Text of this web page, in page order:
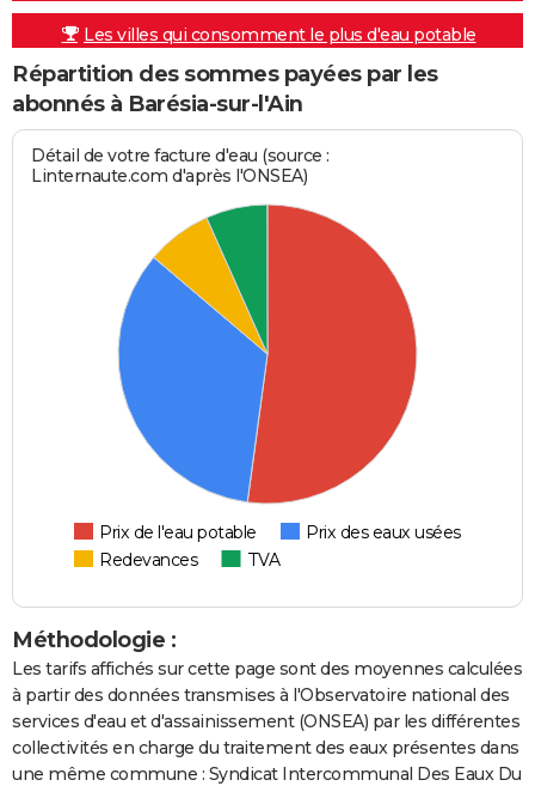
Les villes qui consomment le plus d'eau potable
Répartition des sommes payées par les
abonnés à Barésia-sur-l'Ain
Détail de votre facture d'eau (source :
Linternaute.com d'après l'ONSEA)
Prix de l'eau potable
Prix des eaux usées
Redevances
TVA
Méthodologie :
Les tarifs affichés sur cette page sont des moyennes calculées
à partir des données transmises à l'Observatoire national des
services d'eau et d'assainissement (ONSEA) par les différentes
collectivités en charge du traitement des eaux présentes dans
une même commune : Syndicat Intercommunal Des Eaux Du